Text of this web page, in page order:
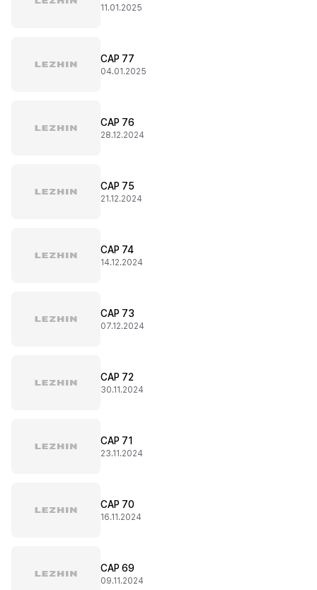
11.01.2025
CAP 77
04.01.2025
CAP 76
28.12.2024
CAP 75
21.12.2024
CAP 74
14.12.2024
CAP 73
07.12.2024
CAP 72
30.11.2024
CAP 71
23.11.2024
CAP 70
16.11.2024
CAP 69
09.11.2024